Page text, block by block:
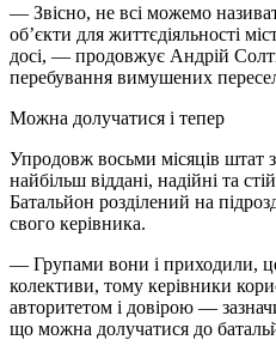
— Звісно, не всі можемо
об’єкти для життєдіяльності
досі, — продовжує Андрій
перебування вимушених
Можна долучатися і тепер
Упродовж восьми місяців штат
найбільш віддані, надійні та
Батальйон розділений на
свого керівника.
— Групами вони і приходили,
колективи, тому керівники
авторитетом і довірою —
що можна долучатися до